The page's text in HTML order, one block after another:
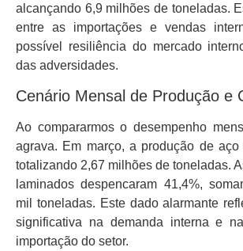
alcançando 6,9 milhões de toneladas.
entre as importações e vendas
possível resiliência do mercado
das adversidades.
Cenário Mensal de Produção e
Ao compararmos o desempenho
agrava. Em março, a produção de aço
totalizando 2,67 milhões de toneladas.
laminados despencaram 41,4%,
mil toneladas. Este dado alarmante
significativa na demanda interna e
importação do setor.